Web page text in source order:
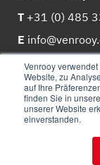
Venrooy
Website, zu
auf Ihre
finden Sie in
unserer Website
einverstanden.
T +31 (0) 485
E
© 2026